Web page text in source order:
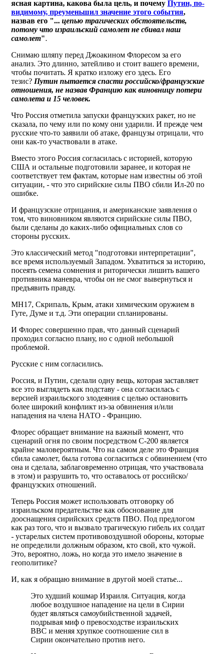
ясная картина, какова была цель, и почему Путин, по-
видимому, преуменьшил значение этого события,
назвав его "... цепью трагических обстоятельств,
потому что израильский самолет не сбивал наш
самолет".
Снимаю шляпу перед Джоакином Флоресом за его
анализ. Это длинно, затейливо и стоит вашего времени,
чтобы почитать. Я кратко изложу его здесь. Его
тезис? Путин пытается спасти российско/французские
отношения, не назвав Францию как виновницу потери
самолета и 15 человек.
Что Россия отметила запуски французских ракет, но не
сказала, по чему или по кому они ударили. И прежде чем
русские что-то заявили об атаке, французы отрицали, что
они как-то участвовали в атаке.
Вместо этого Россия согласилась с историей, которую
США и остальные подготовили заранее, и которая не
соответствует тем фактам, которые нам известны об этой
ситуации, - что это сирийские силы ПВО сбили Ил-20 по
ошибке.
И французские отрицания, и американские заявления о
том, что виновником являются сирийские силы ПВО,
были сделаны до каких-либо официальных слов со
стороны русских.
Это классический метод "подготовки интерпретации",
все время используемый Западом. Ухватиться за историю,
посеять семена сомнения и риторически лишить вашего
противника маневра, чтобы он не смог вывернуться и
предъявить правду.
МН17, Скрипаль, Крым, атаки химическим оружием в
Гуте, Думе и т.д. Эти операции спланированы.
И Флорес совершенно прав, что данный сценарий
проходил согласно плану, но с одной небольшой
проблемой.
Русские с ним согласились.
Россия, и Путин, сделали одну вещь, которая заставляет
все это выглядеть как подставу - она согласилась с
версией израильского злодеяния с целью остановить
более широкий конфликт из-за обвинения и/или
нападения на члена НАТО - Францию.
Флорес обращает внимание на важный момент, что
сценарий огня по своим посредством С-200 является
крайне маловероятным. Что на самом деле это Франция
сбила самолет, была готова согласиться с обвинением (что
она и сделала, заблаговременно отрицая, что участвовала
в этом) и разрушить то, что оставалось от российско/
французских отношений.
Теперь Россия может использовать отговорку об
израильском предательстве как обоснование для
дооснащения сирийских средств ПВО. Под предлогом
как раз того, что и вызвало трагическую гибель их солдат
- устарелых систем противовоздушной обороны, которые
не определили должным образом, кто свой, кто чужой.
Это, вероятно, ложь, но когда это имело значение в
геополитике?
И, как я обращаю внимание в другой моей статье...
Это худший кошмар Израиля. Ситуация, когда
любое воздушное нападение на цели в Сирии
будет являться самоубийственной задачей,
подрывая миф о превосходстве израильских
ВВС и меняя хрупкое соотношение сил в
Сирии окончательно против него.